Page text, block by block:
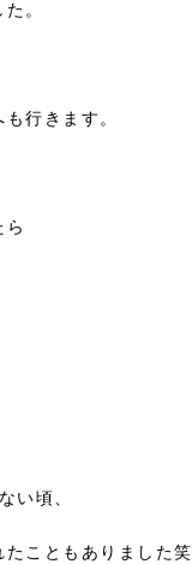
。
行きます。
ら
い頃、
たこともありました笑